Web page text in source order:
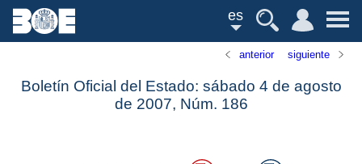
es
anterior siguiente
Boletín Oficial del Estado: sábado 4 de agosto
de 2007, Núm. 186